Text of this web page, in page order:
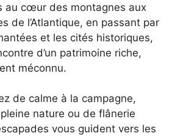
au cœur des montagnes aux
de l’Atlantique, en passant par
et les cités historiques,
d’un patrimoine riche,
méconnu.
de calme à la campagne,
pleine nature ou de flânerie
vous guident vers les